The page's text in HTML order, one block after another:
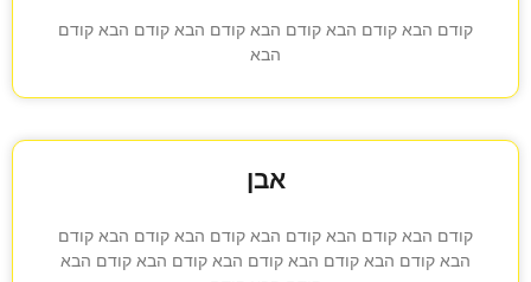
קודם הבא קודם הבא קודם הבא קודם הבא קודם הבא קודם
הבא
אבן
קודם הבא קודם הבא קודם הבא קודם הבא קודם הבא קודם
הבא קודם הבא קודם הבא קודם הבא קודם הבא קודם הבא